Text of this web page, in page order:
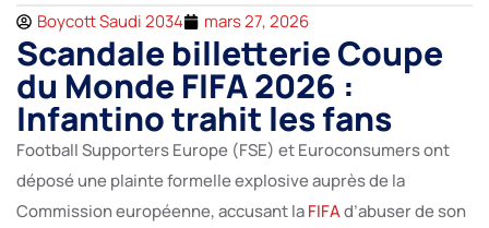
Boycott Saudi 2034 mars 27, 2026
Scandale billetterie Coupe
du Monde FIFA 2026 :
Infantino trahit les fans
Football Supporters Europe (FSE) et Euroconsumers ont
déposé une plainte formelle explosive auprès de la
Commission européenne, accusant laFIFAd’abuser de son